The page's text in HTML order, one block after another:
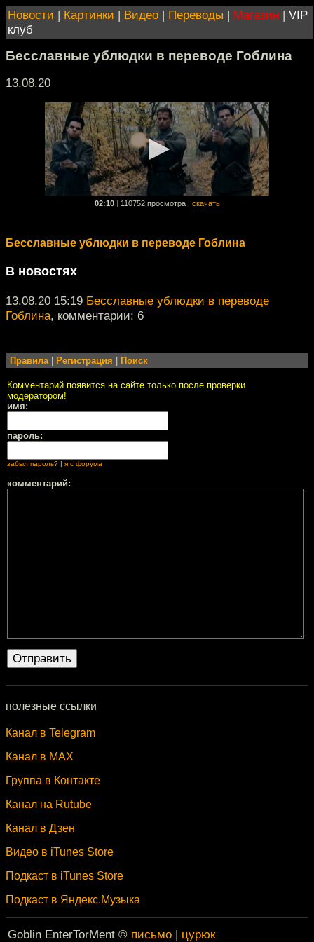
Новости | Картинки | Видео | Переводы | Магазин | VIP
клуб
Бесславные ублюдки в переводе Гоблина
13.08.20
02:10 110752 просмотра скачать
Бесславные ублюдки в переводе Гоблина
В новостях
13.08.20 15:19 Бесславные ублюдки в переводе
Гоблина, комментарии: 6
Правила| Регистрация Поиск
Комментарий появится на сайте только после проверки
модератором!
имя:
пароль:
забыл пароль? я с форума
комментарий:
полезные ссылки
Канал в Telegram
Канал в MAX
Группа в Контакте
Канал на Rutube
Канал в Дзен
Видео в iTunes Store
Подкаст в iTunes Store
Подкаст в Яндекс.Музыка
Goblin EnterTorMent © письмо | цурюк